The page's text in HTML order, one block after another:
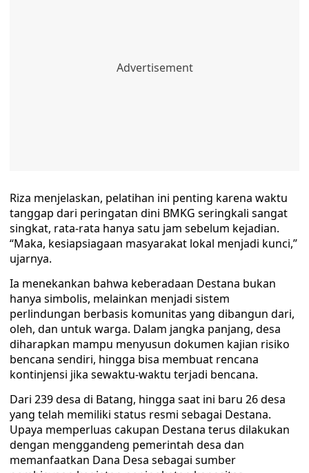
Riza menjelaskan, pelatihan ini penting karena waktu
tanggap dari peringatan dini BMKG seringkali sangat
singkat, rata-rata hanya satu jam sebelum kejadian.
“Maka, kesiapsiagaan masyarakat lokal menjadi kunci,”
ujarnya.
Ia menekankan bahwa keberadaan Destana bukan
hanya simbolis, melainkan menjadi sistem
perlindungan berbasis komunitas yang dibangun dari,
oleh, dan untuk warga. Dalam jangka panjang, desa
diharapkan mampu menyusun dokumen kajian risiko
bencana sendiri, hingga bisa membuat rencana
kontinjensi jika sewaktu-waktu terjadi bencana.
Dari 239 desa di Batang, hingga saat ini baru 26 desa
yang telah memiliki status resmi sebagai Destana.
Upaya memperluas cakupan Destana terus dilakukan
dengan menggandeng pemerintah desa dan
memanfaatkan Dana Desa sebagai sumber